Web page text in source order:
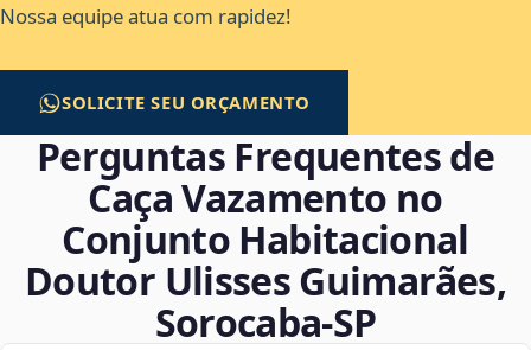
Nossa equipe atua com rapidez!
SOLICITE SEU ORÇAMENTO
Perguntas Frequentes de
Caça Vazamento no
Conjunto Habitacional
Doutor Ulisses Guimarães,
Sorocaba‑SP